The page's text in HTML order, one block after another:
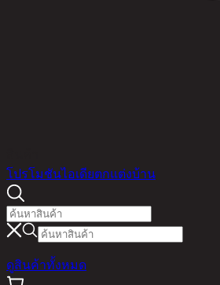
โปรโมชันไอเดียตกแต่งบ้าน
ดูสินค้าทั้งหมด